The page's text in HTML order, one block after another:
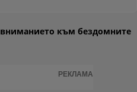
към бездомните
РЕКЛАМА